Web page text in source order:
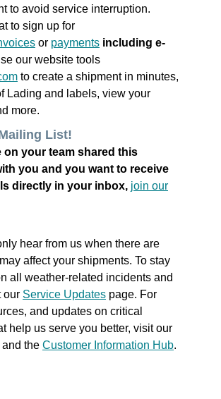
to avoid service interruption.
to sign up for
or payments including e-
our website tools
to create a shipment in minutes,
Lading and labels, view your
more.
List!
on your team shared this
you and you want to receive
directly in your inbox, join our
hear from us when there are
affect your shipments. To stay
all weather-related incidents and
our Service Updates page. For
and updates on critical
help us serve you better, visit our
and the Customer Information Hub.